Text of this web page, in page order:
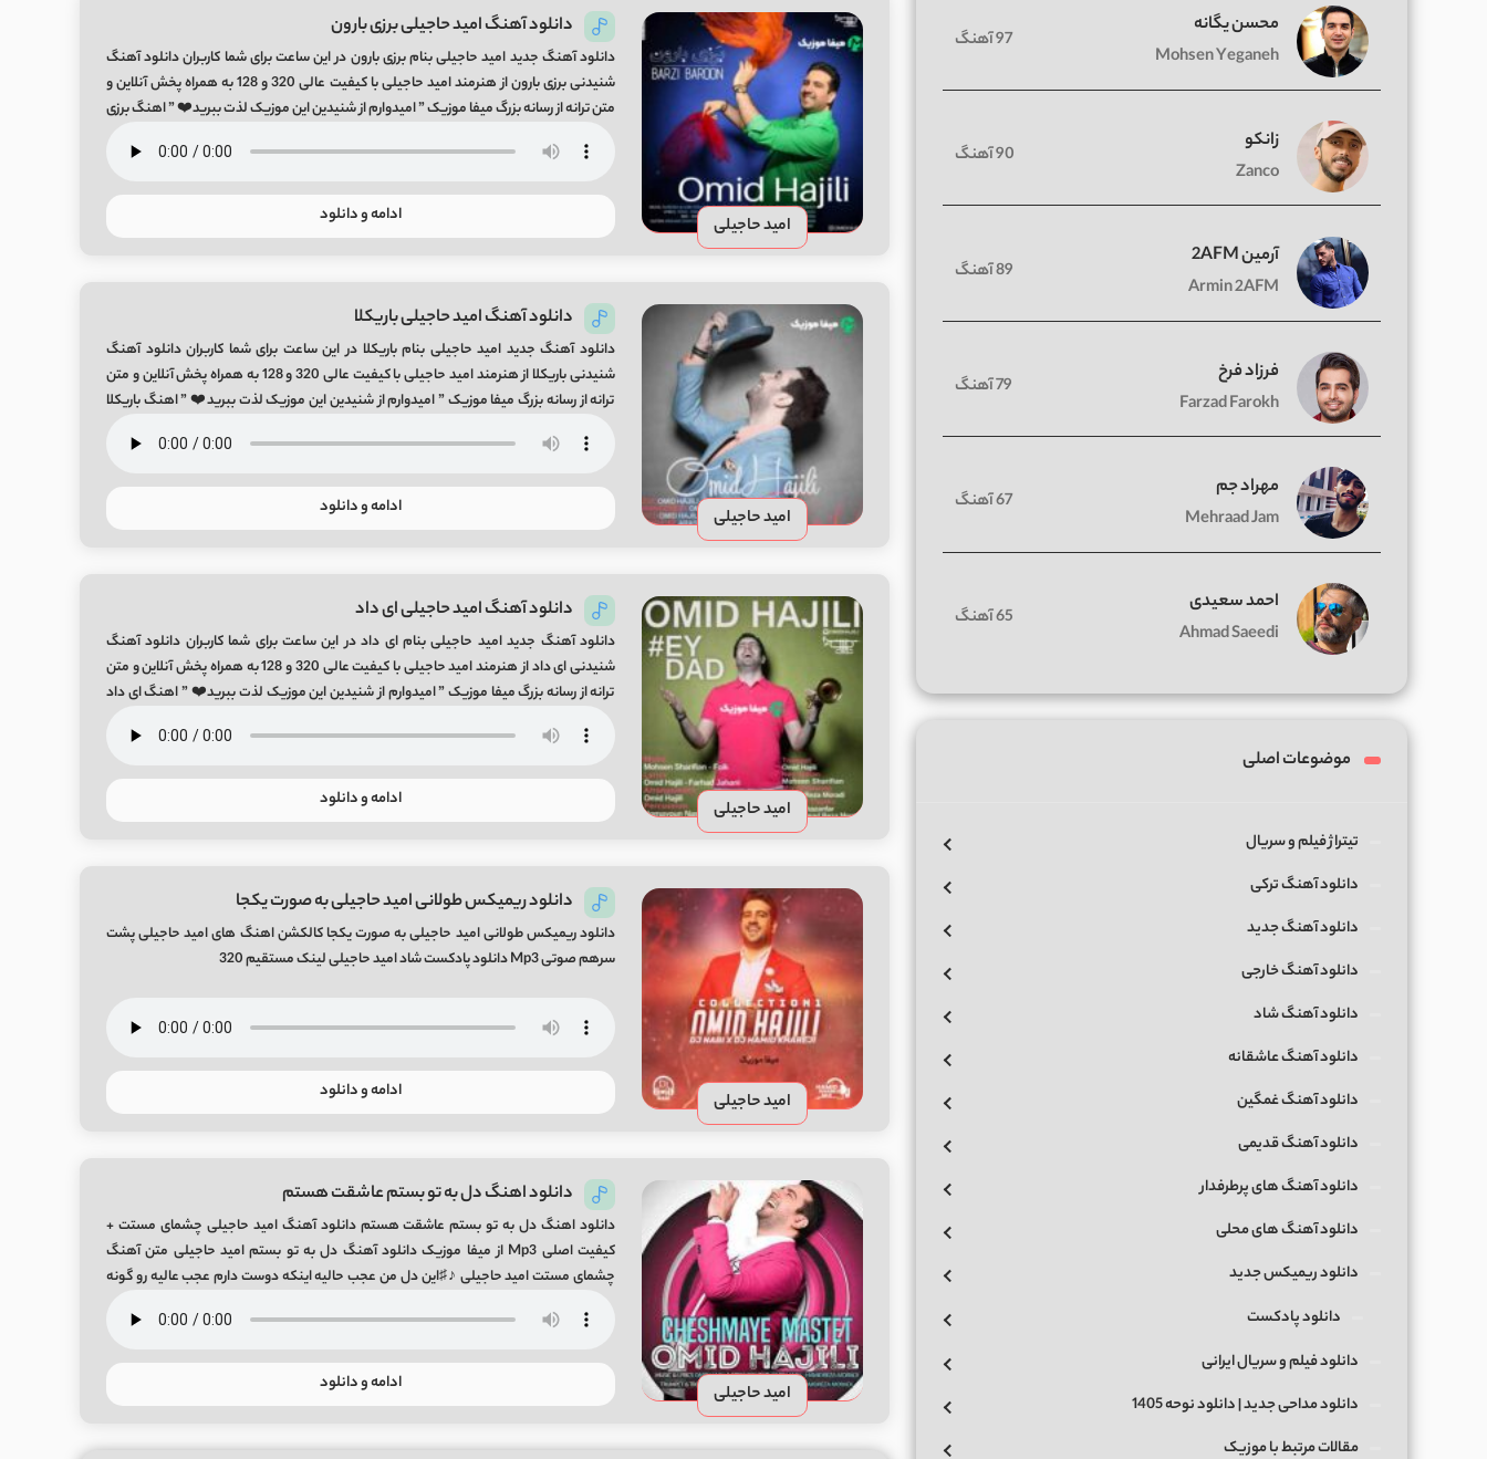
امید حاجیلی
دانلود آهنگ امید حاجیلی برزی بارون
دانلود آهنگ جدید امید حاجیلی بنام برزی بارون در این ساعت برای شما کاربران دانلود آهنگ
شنیدنی برزی بارون از هنرمند امید حاجیلی با کیفیت عالی 320 و 128 به همراه پخش آنلاین و
متن ترانه از رسانه بزرگ میفا موزیک ” امیدوارم از شنیدین این موزیک لذت ببرید❤️ ” اهنگ برزی
ادامه و دانلود
امید حاجیلی
دانلود آهنگ امید حاجیلی باریکلا
دانلود آهنگ جدید امید حاجیلی بنام باریکلا در این ساعت برای شما کاربران دانلود آهنگ
شنیدنی باریکلا از هنرمند امید حاجیلی با کیفیت عالی 320 و 128 به همراه پخش آنلاین و متن
ترانه از رسانه بزرگ میفا موزیک ” امیدوارم از شنیدین این موزیک لذت ببرید❤️ ” اهنگ باریکلا
ادامه و دانلود
امید حاجیلی
دانلود آهنگ امید حاجیلی ای داد
دانلود آهنگ جدید امید حاجیلی بنام ای داد در این ساعت برای شما کاربران دانلود آهنگ
شنیدنی ای داد از هنرمند امید حاجیلی با کیفیت عالی 320 و 128 به همراه پخش آنلاین و متن
ترانه از رسانه بزرگ میفا موزیک ” امیدوارم از شنیدین این موزیک لذت ببرید❤️ ” اهنگ ای داد
ادامه و دانلود
امید حاجیلی
دانلود ریمیکس طولانی امید حاجیلی به صورت یکجا
دانلود ریمیکس طولانی امید حاجیلی به صورت یکجا کالکشن اهنگ های امید حاجیلی پشت
سرهم صوتی Mp3 دانلود پادکست شاد امید حاجیلی لینک مستقیم 320
ادامه و دانلود
امید حاجیلی
دانلود اهنگ دل به تو بستم عاشقت هستم
دانلود اهنگ دل به تو بستم عاشقت هستم دانلود آهنگ امید حاجیلی چشمای مستت +
کیفیت اصلی Mp3 از میفا موزیک دانلود آهنگ دل به تو بستم امید حاجیلی متن آهنگ
چشمای مستت امید حاجیلی ♪♯این دل من عجب حالیه اینکه دوست دارم عجب عالیه رو گونه
ادامه و دانلود
محسن یگانه
Mohsen Yeganeh
97 آهنگ
زانکو
Zanco
90 آهنگ
آرمین 2AFM
Armin 2AFM
89 آهنگ
فرزاد فرخ
Farzad Farokh
79 آهنگ
مهراد جم
Mehraad Jam
67 آهنگ
احمد سعیدی
Ahmad Saeedi
65 آهنگ
موضوعات اصلی
تیتراژ فیلم و سریال
دانلود آهنگ ترکی
دانلود آهنگ جدید
دانلود آهنگ خارجی
دانلود آهنگ شاد
دانلود آهنگ عاشقانه
دانلود آهنگ غمگین
دانلود آهنگ قدیمی
دانلود آهنگ های پرطرفدار
دانلود آهنگ های محلی
دانلود ریمیکس جدید
دانلود پادکست
دانلود فیلم و سریال ایرانی
دانلود مداحی جدید | دانلود نوحه 1405
مقالات مرتبط با موزیک